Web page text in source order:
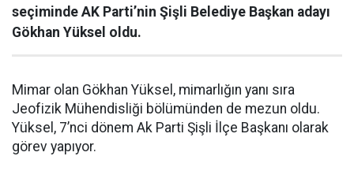
seçiminde AK Parti’nin Şişli Belediye Başkan adayı
Gökhan Yüksel oldu.
Mimar olan Gökhan Yüksel, mimarlığın yanı sıra
Jeofizik Mühendisliği bölümünden de mezun oldu.
Yüksel, 7’nci dönem Ak Parti Şişli İlçe Başkanı olarak
görev yapıyor.